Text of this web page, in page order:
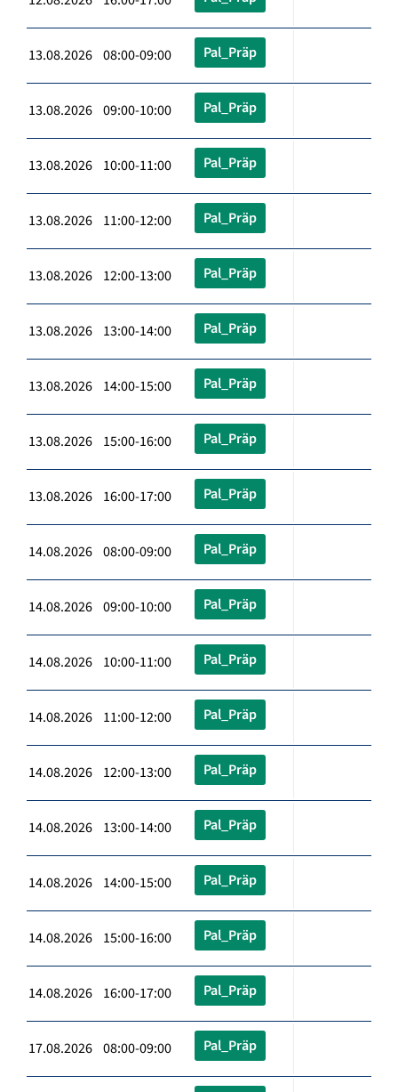
13.08.2026 08:00-09:00 Pal_Präp
13.08.2026 09:00-10:00 Pal_Präp
13.08.2026 10:00-11:00 Pal_Präp
13.08.2026 11:00-12:00 Pal_Präp
13.08.2026 12:00-13:00 Pal_Präp
13.08.2026 13:00-14:00 Pal_Präp
13.08.2026 14:00-15:00 Pal_Präp
13.08.2026 15:00-16:00 Pal_Präp
13.08.2026 16:00-17:00 Pal_Präp
14.08.2026 08:00-09:00 Pal_Präp
14.08.2026 09:00-10:00 Pal_Präp
14.08.2026 10:00-11:00 Pal_Präp
14.08.2026 11:00-12:00 Pal_Präp
14.08.2026 12:00-13:00 Pal_Präp
14.08.2026 13:00-14:00 Pal_Präp
14.08.2026 14:00-15:00 Pal_Präp
14.08.2026 15:00-16:00 Pal_Präp
14.08.2026 16:00-17:00 Pal_Präp
17.08.2026 08:00-09:00 Pal_Präp